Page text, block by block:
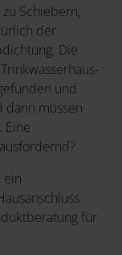
Schiebern,
der
Die
und
müssen
Eine
ein
für